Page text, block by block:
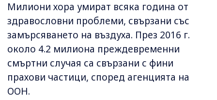
Милиони хора умират всяка година от
здравословни проблеми, свързани със
замърсяването на въздуха. През 2016 г.
около 4.2 милиона преждевременни
смъртни случая са свързани с фини
прахови частици, според агенцията на
ООН.